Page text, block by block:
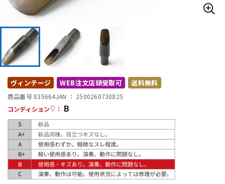
DJ機器
DTM オンライン納品
配信/ライブ機器 楽器アクセサリ
ヴィンテージ WEB注文店頭受取可 送料無料
商品番号 835664JAN ： 2500260730825
コンディション
： B